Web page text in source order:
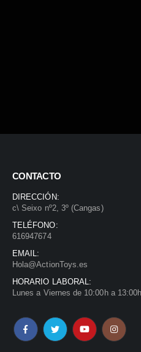
CONTACTO
DIRECCIÓN:
c\ Seixo nº2, 3º (Cangas)
TELÉFONO:
616947674
EMAIL:
Hola@ActionToys.es
HORARIO LABORAL:
Lunes a Viernes de 10:00h a